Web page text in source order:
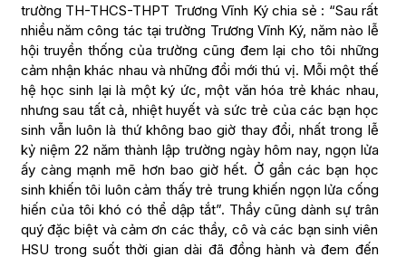
trường TH-THCS-THPT Trương Vĩnh Ký chia sẻ : “Sau rất
nhiều năm công tác tại trường Trương Vĩnh Ký, năm nào lễ
hội truyền thống của trường cũng đem lại cho tôi những
cảm nhận khác nhau và những đổi mới thú vị. Mỗi một thế
hệ học sinh lại là một ký ức, một văn hóa trẻ khác nhau,
nhưng sau tất cả, nhiệt huyết và sức trẻ của các bạn học
sinh vẫn luôn là thứ không bao giờ thay đổi, nhất trong lễ
kỷ niệm 22 năm thành lập trường ngày hôm nay, ngọn lửa
ấy càng mạnh mẽ hơn bao giờ hết. Ở gần các bạn học
sinh khiến tôi luôn cảm thấy trẻ trung khiến ngọn lửa cống
hiến của tôi khó có thể dập tắt”. Thầy cũng dành sự trân
quý đặc biệt và cảm ơn các thầy, cô và các bạn sinh viên
HSU trong suốt thời gian dài đã đồng hành và đem đến